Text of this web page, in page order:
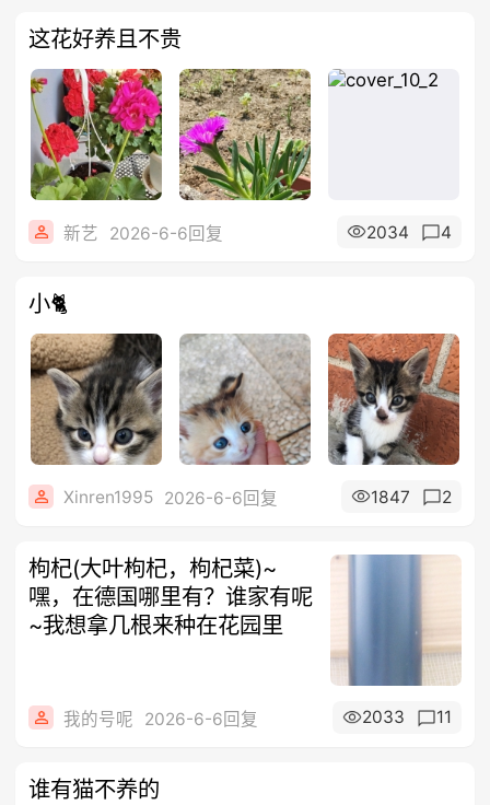
这花好养且不贵
新艺 2026-6-6回复 2034 4
小🐈
Xinren1995 2026-6-6回复 1847 2
枸杞(大叶枸杞，枸杞菜)~
嘿，在德国哪里有？谁家有呢
~我想拿几根来种在花园里
我的号呢 2026-6-6回复 2033 11
谁有猫不养的